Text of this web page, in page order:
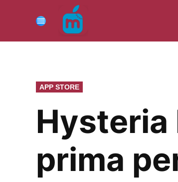
contenuto
Menu
PUBBLICATO
IN
APP STORE
Hysteria
prima